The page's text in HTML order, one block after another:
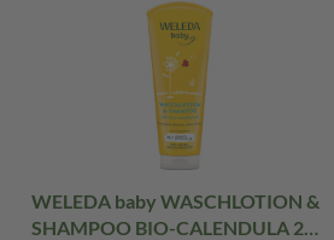
WELEDA baby WASCHLOTION &
SHAMPOO BIO-CALENDULA 200